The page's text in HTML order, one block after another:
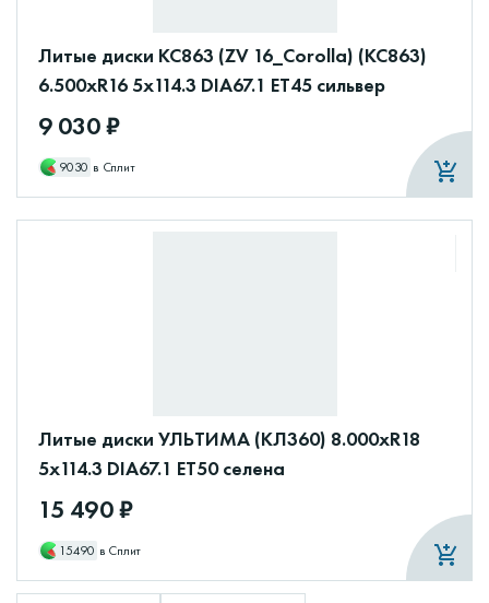
Литые диски КС863 (ZV 16_Corolla) (КС863)
6.500xR16 5x114.3 DIA67.1 ET45 сильвер
9 030 ₽
9030 в Сплит
Литые диски УЛЬТИМА (КЛ360) 8.000xR18
5x114.3 DIA67.1 ET50 селена
15 490 ₽
15490 в Сплит